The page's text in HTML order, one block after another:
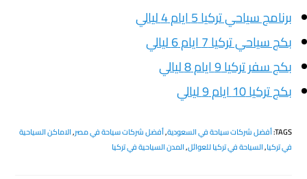
برنامج سياحي تركيا 5 ايام 4 ليالي
بكج سياحي تركيا 7 ايام 6 ليالي
بكج سفر تركيا 9 ايام 8 ليالي
بكج تركيا 10 ايام 9 ليالي
TAGS
:أفضل شركات سياحة في السعودية,أفضل شركات سياحة في مصر,الاماكن السياحية
في تركيا,السياحة في تركيا للعوائل,المدن السياحية في تركيا